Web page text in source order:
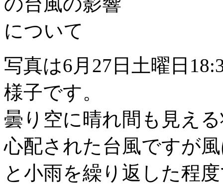
写真は6月27日土曜日
様子です。
曇り空に晴れ間も見え
心配された台風ですが
と小雨を繰り返した程